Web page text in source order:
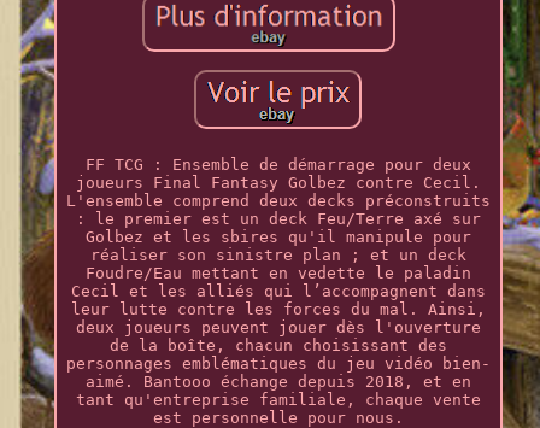
FF TCG : Ensemble de démarrage pour deux
joueurs Final Fantasy Golbez contre Cecil.
L'ensemble comprend deux decks préconstruits
: le premier est un deck Feu/Terre axé sur
Golbez et les sbires qu'il manipule pour
réaliser son sinistre plan ; et un deck
Foudre/Eau mettant en vedette le paladin
Cecil et les alliés qui l’accompagnent dans
leur lutte contre les forces du mal. Ainsi,
deux joueurs peuvent jouer dès l'ouverture
de la boîte, chacun choisissant des
personnages emblématiques du jeu vidéo bien-
aimé. Bantooo échange depuis 2018, et en
tant qu'entreprise familiale, chaque vente
est personnelle pour nous.